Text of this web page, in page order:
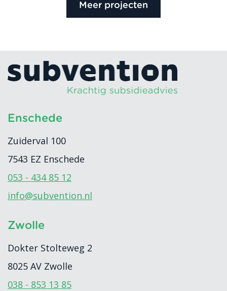
Meer projecten
Enschede
Zuiderval 100
7543 EZ Enschede
053 - 434 85 12
info@subvention.nl
Zwolle
Dokter Stolteweg 2
8025 AV Zwolle
038 - 853 13 85